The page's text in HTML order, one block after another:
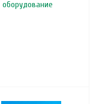
оборудование